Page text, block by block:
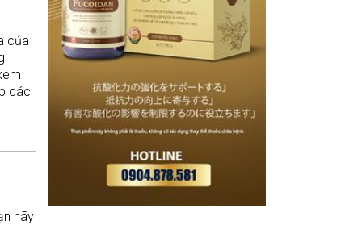
của
các
hãy